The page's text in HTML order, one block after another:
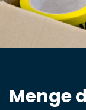
Menge